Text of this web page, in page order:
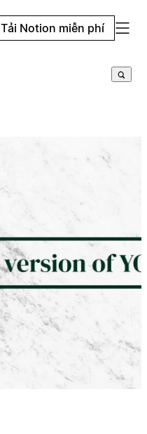
Tải Notion miễn phí